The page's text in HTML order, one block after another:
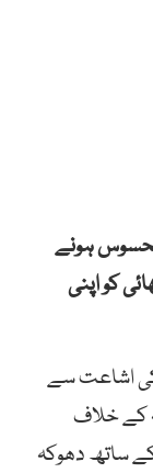
محسوس ہونے
کو اپنی
کی اشاعت سے
کے خلاف
ساتھ دھوکہ